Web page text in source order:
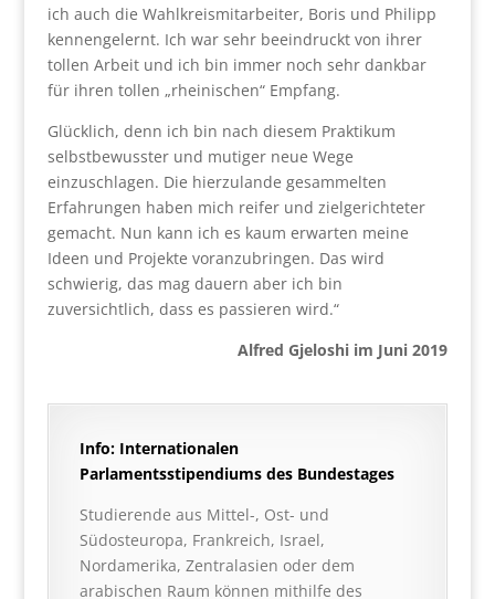
ich auch die Wahlkreismitarbeiter, Boris und Philipp
kennengelernt. Ich war sehr beeindruckt von ihrer
tollen Arbeit und ich bin immer noch sehr dankbar
für ihren tollen „rheinischen“ Empfang.
Glücklich, denn ich bin nach diesem Praktikum
selbstbewusster und mutiger neue Wege
einzuschlagen. Die hierzulande gesammelten
Erfahrungen haben mich reifer und zielgerichteter
gemacht. Nun kann ich es kaum erwarten meine
Ideen und Projekte voranzubringen. Das wird
schwierig, das mag dauern aber ich bin
zuversichtlich, dass es passieren wird.“
Alfred Gjeloshi im Juni 2019
Info: Internationalen
Parlamentsstipendiums des Bundestages
Studierende aus Mittel-, Ost- und
Südosteuropa, Frankreich, Israel,
Nordamerika, Zentralasien oder dem
arabischen Raum können mithilfe des